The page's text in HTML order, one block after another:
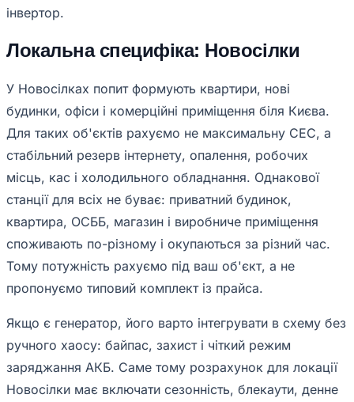
інвертор.
Локальна специфіка: Новосілки
У Новосілках попит формують квартири, нові
будинки, офіси і комерційні приміщення біля Києва.
Для таких об'єктів рахуємо не максимальну СЕС, а
стабільний резерв інтернету, опалення, робочих
місць, кас і холодильного обладнання. Однакової
станції для всіх не буває: приватний будинок,
квартира, ОСББ, магазин і виробниче приміщення
споживають по-різному і окупаються за різний час.
Тому потужність рахуємо під ваш об'єкт, а не
пропонуємо типовий комплект із прайса.
Якщо є генератор, його варто інтегрувати в схему без
ручного хаосу: байпас, захист і чіткий режим
заряджання АКБ. Саме тому розрахунок для локації
Новосілки має включати сезонність, блекаути, денне